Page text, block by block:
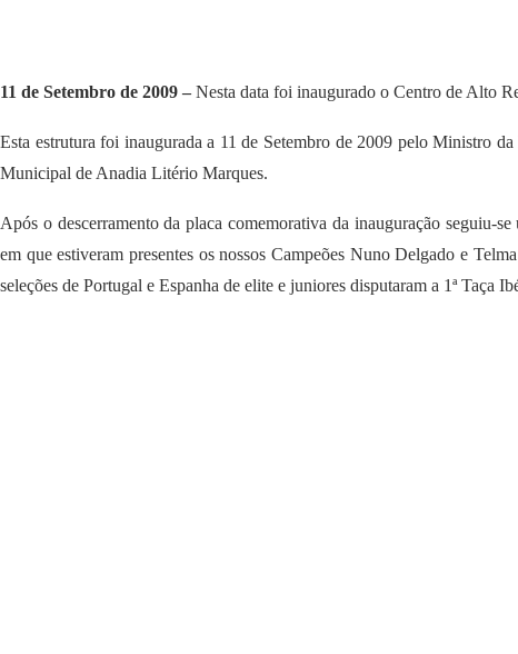
11 de Setembro de 2009 – Nesta data foi inaugurado o Centro de Alto
Esta estrutura foi inaugurada a 11 de Setembro de 2009 pelo Ministro
Municipal de Anadia Litério Marques.
Após o descerramento da placa comemorativa da inauguração seguiu-
em que estiveram presentes os nossos Campeões Nuno Delgado e
seleções de Portugal e Espanha de elite e juniores disputaram a 1ª